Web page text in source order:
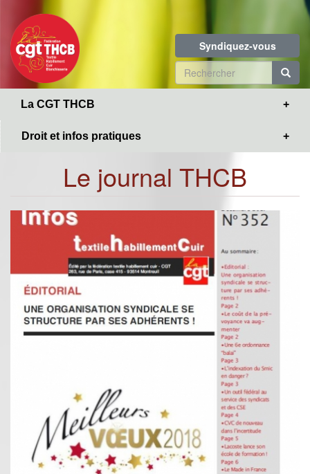
contenu
principal
Syndiquez-vous
Formulaire
de
La CGT THCB
Droit et infos pratiques
Le journal THCB